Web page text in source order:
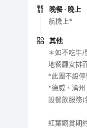
晚餐 · 晚上
航機上*
其他
＊如不吃牛/
地餐廳安排
*此團不設停
*德威、濟
設餐飲服務(
紅葉觀賞期